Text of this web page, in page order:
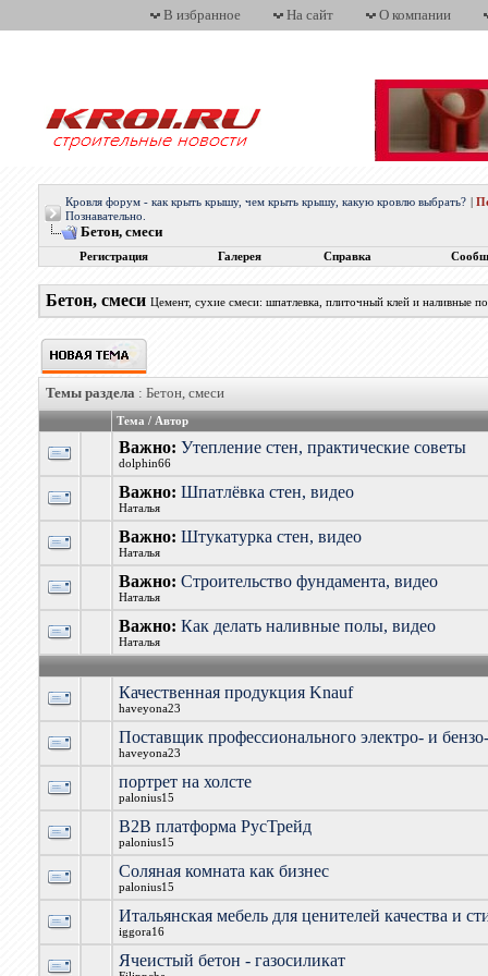
В избранное На сайт О компании
Кровля форум - как крыть крышу, чем крыть крышу, какую кровлю выбрать?
Познавательно.
Бетон, смеси
Регистрация Галерея Справка
Бетон, смеси Цемент, сухие смеси: шпатлевка, плиточный клей и наливные
Темы раздела: Бетон, смеси
Тема / Автор
Важно: Утепление стен, практические советы
dolphin66
Важно: Шпатлёвка стен, видео
Наталья
Важно: Штукатурка стен, видео
Наталья
Важно: Строительство фундамента, видео
Наталья
Важно: Как делать наливные полы, видео
Наталья
Качественная продукция Knauf
haveyona23
Поставщик профессионального электро- и
haveyona23
портрет на холсте
palonius15
B2B платформа РусТрейд
palonius15
Cоляная комната как бизнес
palonius15
Итальянская мебель для ценителей качества и
iggora16
Ячеистый бетон - газосиликат